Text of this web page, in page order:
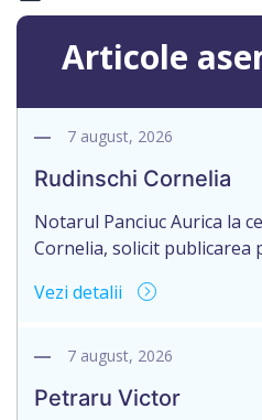
Articole
7 august, 2026
Rudinschi Cornelia
Notarul Panciuc Aurica la
Cornelia, solicit publicarea
pierderea originalului
notarial cet.Rudinschi
nr.52, aduce la cunoștință
Vezi detalii
7 august, 2026
Petraru Victor